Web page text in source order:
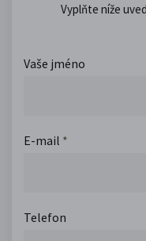
Vyplňte níže
Vaše jméno
E-mail *
Telefon